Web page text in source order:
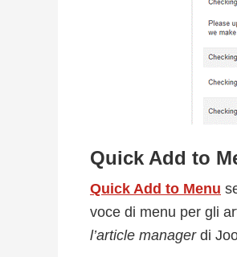
Quick Add to
Quick Add to Menu
voce di menu per gli
l’article managerdi